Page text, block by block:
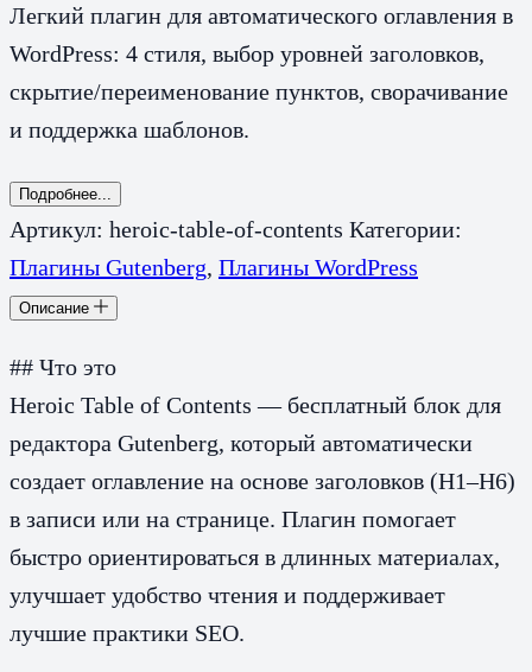
Легкий плагин для автоматического оглавления в
WordPress: 4 стиля, выбор уровней заголовков,
скрытие/переименование пунктов, сворачивание
и поддержка шаблонов.
Подробнее...
Артикул: heroic-table-of-contents Категории:
Плагины Gutenberg, Плагины WordPress
Описание
## Что это
Heroic Table of Contents — бесплатный блок для
редактора Gutenberg, который автоматически
создает оглавление на основе заголовков (H1–H6)
в записи или на странице. Плагин помогает
быстро ориентироваться в длинных материалах,
улучшает удобство чтения и поддерживает
лучшие практики SEO.